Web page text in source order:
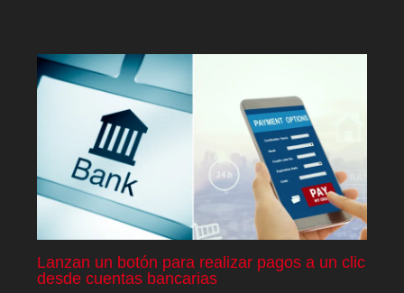
Lanzan un botón para realizar pagos a un clic
desde cuentas bancarias